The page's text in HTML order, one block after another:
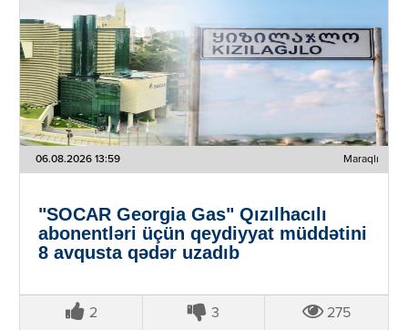
06.08.2026 13:59 Maraqlı
"SOCAR Georgia Gas" Qızılhacılı
abonentləri üçün qeydiyyat müddətini
8 avqusta qədər uzadıb
2 3 275